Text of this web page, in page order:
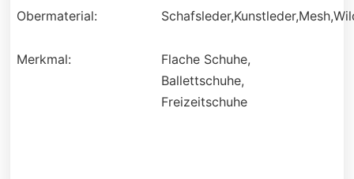
Obermaterial:
Merkmal:
Flache Schuhe,
Ballettschuhe,
Freizeitschuhe